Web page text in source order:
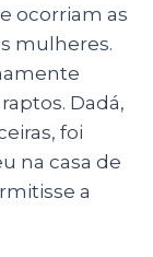
ocorriam as
mulheres.
Dadá,
foi
na casa de
a